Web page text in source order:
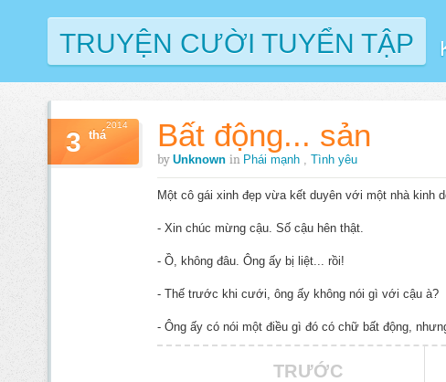
TRUYỆN CƯỜI TUYỂN TẬP
Bất động... sản
by Unknown in Phái mạnh , Tình yêu
3 thá
2014
Một cô gái xinh đẹp vừa kết duyên với một nhà kinh
- Xin chúc mừng cậu. Số cậu hên thật.
- Ồ, không đâu. Ông ấy bị liệt... rồi!
- Thế trước khi cưới, ông ấy không nói gì với cậu à?
- Ông ấy có nói một điều gì đó có chữ bất động,
TRƯỚC